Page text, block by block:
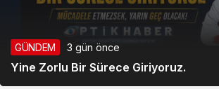
GÜNDEM 3 gün önce
Yine Zorlu Bir Sürece Giriyoruz.